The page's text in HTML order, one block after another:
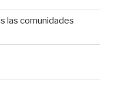
las comunidades